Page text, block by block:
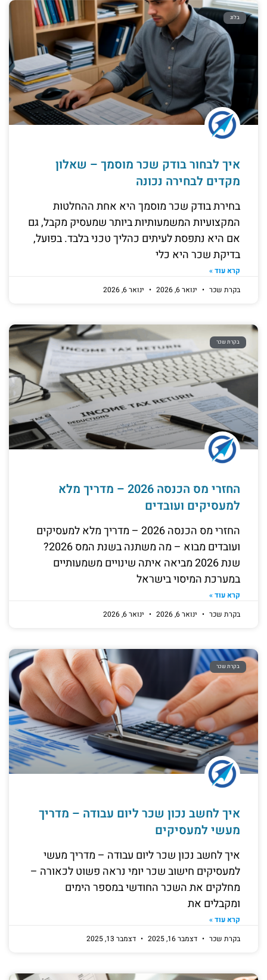
בלוג
איך לבחור בודק שכר מוסמך – שאלון
מקדים לבחירה נכונה
בחירת בודק שכר מוסמך היא אחת ההחלטות
המקצועיות המשמעותיות ביותר שמעסיק מקבל, גם
אם היא נתפסת לעיתים כהליך טכני בלבד. בפועל,
בדיקת שכר היא כלי
קרא עוד »
בקרת שכר
ינואר 6, 2026 ינואר 6, 2026
בקרת שכר
החזרי מס הכנסה 2026 – מדריך מלא
למעסיקים ועובדים
החזרי מס הכנסה 2026 – מדריך מלא למעסיקים
ועובדים מבוא – מה משתנה בשנת המס 2026?
שנת 2026 מביאה איתה שינויים משמעותיים
במערכת המיסוי בישראל
קרא עוד »
בקרת שכר
ינואר 6, 2026 ינואר 6, 2026
בקרת שכר
איך לחשב נכון שכר ליום עבודה – מדריך
מעשי למעסיקים
איך לחשב נכון שכר ליום עבודה – מדריך מעשי
למעסיקים חישוב שכר יומי נראה פשוט לכאורה –
מחלקים את השכר החודשי במספר הימים
ומקבלים את
קרא עוד »
בקרת שכר
דצמבר 16, 2025 דצמבר 13, 2025